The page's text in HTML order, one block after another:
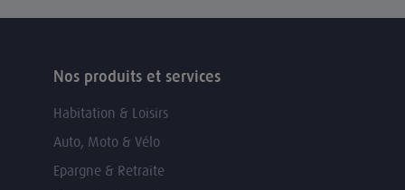
Nos produits et services
Habitation & Loisirs
Auto, Moto & Vélo
Epargne & Retraite